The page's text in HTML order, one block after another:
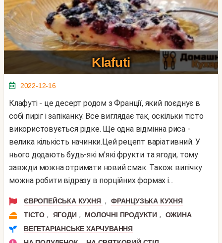
Klafuti
2022-12-16
Клафуті - це десерт родом з Франції, який поєднує в
собі пиріг і запіканку. Все виглядає так, оскільки тісто
використовується рідке. Ще одна відмінна риса -
велика кількість начинки.Цей рецепт варіативний. У
нього додають будь-які м'які фрукти та ягоди, тому
завжди можна отримати новий смак. Також випічку
можна робити відразу в порційних формах і...
ЄВРОПЕЙСЬКА КУХНЯ ,
ФРАНЦУЗЬКА КУХНЯ
ТІСТО , ЯГОДИ , МОЛОЧНІ ПРОДУКТИ ,
ОЖИНА
ВЕГЕТАРІАНСЬКЕ ХАРЧУВАННЯ